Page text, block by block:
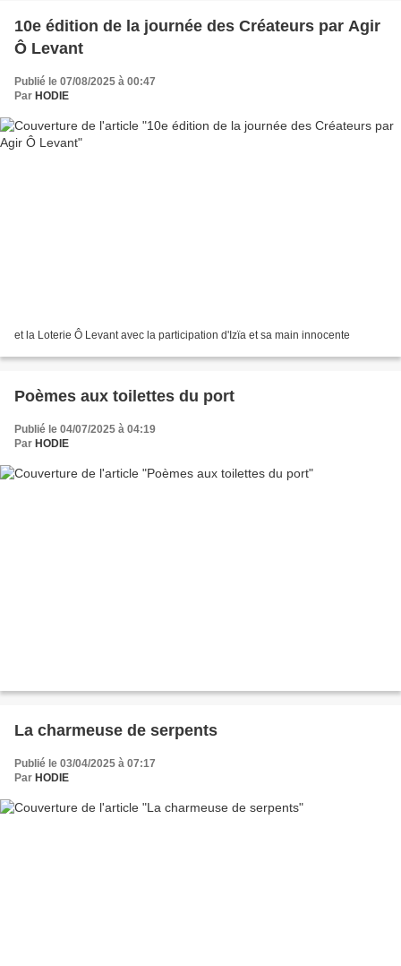
10e édition de la journée des Créateurs par Agir
Ô Levant
Publié le 07/08/2025 à 00:47
Par HODIE
et la Loterie Ô Levant avec la participation d'Izïa et sa main innocente
Poèmes aux toilettes du port
Publié le 04/07/2025 à 04:19
Par HODIE
La charmeuse de serpents
Publié le 03/04/2025 à 07:17
Par HODIE